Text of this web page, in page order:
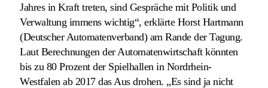
Jahres in Kraft treten, sind Gespräche mit Politik und
Verwaltung immens wichtig“, erklärte Horst Hartmann
(Deutscher Automatenverband) am Rande der Tagung.
Laut Berechnungen der Automatenwirtschaft könnten
bis zu 80 Prozent der Spielhallen in Nordrhein-
Westfalen ab 2017 das Aus drohen. „Es sind ja nicht